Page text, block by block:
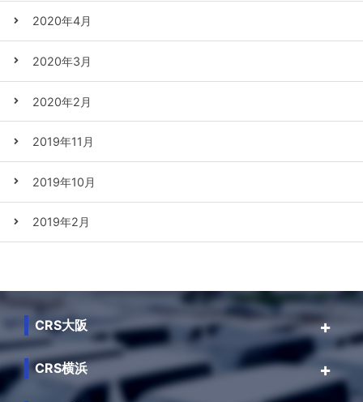
2020年4月
2020年3月
2020年2月
2019年11月
2019年10月
2019年2月
CRS大阪
CRS横浜